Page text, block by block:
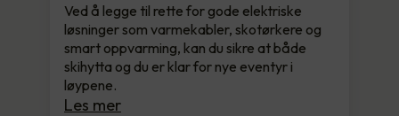
Ved å legge til rette for gode elektriske
løsninger som varmekabler, skotørkere og
smart oppvarming, kan du sikre at både
skihytta og du er klar for nye eventyr i
løypene.
Les mer